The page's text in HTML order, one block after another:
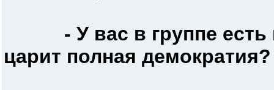
- У вас в группе
царит полная демократия?